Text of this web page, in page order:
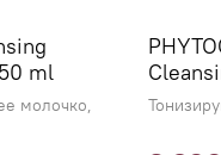
ml
молочко,